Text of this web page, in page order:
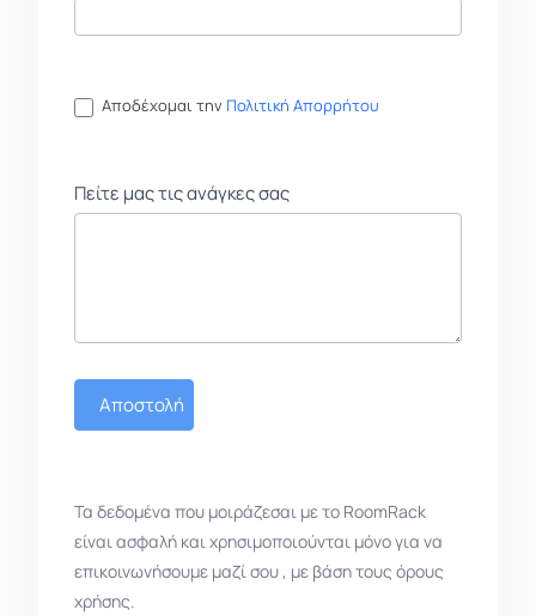
Αποδέχομαι την Πολιτική Απορρήτου
Πείτε μας τις ανάγκες σας
Αποστολή
Τα δεδομένα που μοιράζεσαι με το RoomRack
είναι ασφαλή και χρησιμοποιούνται μόνο για να
επικοινωνήσουμε μαζί σου , με βάση τους όρους
χρήσης.